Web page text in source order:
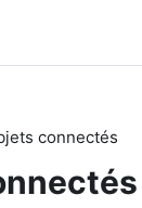
connectés